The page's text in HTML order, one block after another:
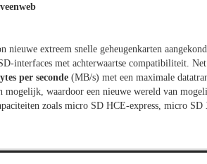
nieuwe extreem snelle geheugenkarten
interfaces met achterwaartse compatibiliteit.
per seconde (MB/s) met een maximale
mogelijk, waardoor een nieuwe wereld van
zoals micro SD HCE-express, micro